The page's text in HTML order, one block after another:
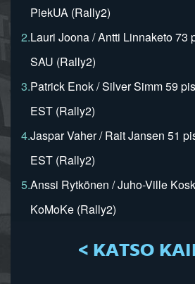
PiekUA (Rally2)
2.Lauri Joona / Antti Linnaketo 73
SAU (Rally2)
3.Patrick Enok / Silver Simm 59
EST (Rally2)
4.Jaspar Vaher / Rait Jansen 51
EST (Rally2)
5.Anssi Rytkönen / Juho-Ville
KoMoKe (Rally2)
< KATSO